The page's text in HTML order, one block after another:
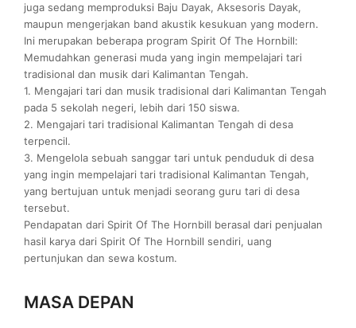
juga sedang memproduksi Baju Dayak, Aksesoris Dayak,
maupun mengerjakan band akustik kesukuan yang modern.
Ini merupakan beberapa program Spirit Of The Hornbill:
Memudahkan generasi muda yang ingin mempelajari tari
tradisional dan musik dari Kalimantan Tengah.
1. Mengajari tari dan musik tradisional dari Kalimantan Tengah
pada 5 sekolah negeri, lebih dari 150 siswa.
2. Mengajari tari tradisional Kalimantan Tengah di desa
terpencil.
3. Mengelola sebuah sanggar tari untuk penduduk di desa
yang ingin mempelajari tari tradisional Kalimantan Tengah,
yang bertujuan untuk menjadi seorang guru tari di desa
tersebut.
Pendapatan dari Spirit Of The Hornbill berasal dari penjualan
hasil karya dari Spirit Of The Hornbill sendiri, uang
pertunjukan dan sewa kostum.
MASA DEPAN